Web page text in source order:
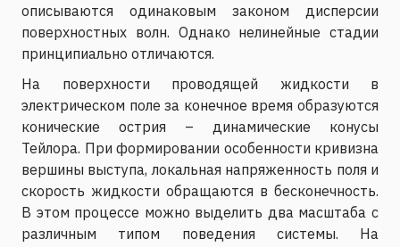
описываются одинаковым законом дисперсии
поверхностных волн. Однако нелинейные стадии
принципиально отличаются.
На поверхности проводящей жидкости в
электрическом поле за конечное время образуются
конические острия – динамические конусы
Тейлора. При формировании особенности кривизна
вершины выступа, локальная напряженность поля и
скорость жидкости обращаются в бесконечность.
В этом процессе можно выделить два масштаба с
различным типом поведения системы. На